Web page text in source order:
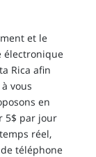
et le
électronique
Rica afin
vous
en
5$ par jour
réel,
téléphone